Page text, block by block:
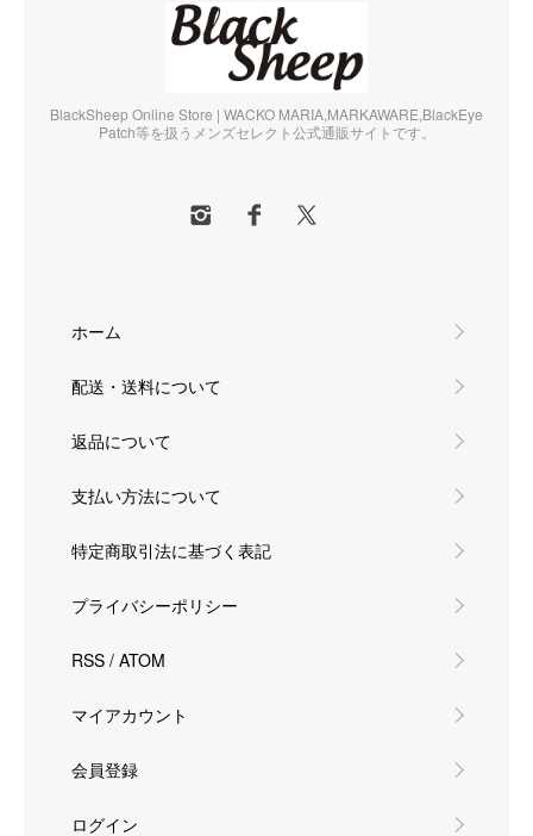
BlackSheep Online Store | WACKO MARIA,MARKAWARE,BlackEye
Patch等を扱うメンズセレクト公式通販サイトです。
ホーム
配送・送料について
返品について
支払い方法について
特定商取引法に基づく表記
プライバシーポリシー
RSS / ATOM
マイアカウント
会員登録
ログイン